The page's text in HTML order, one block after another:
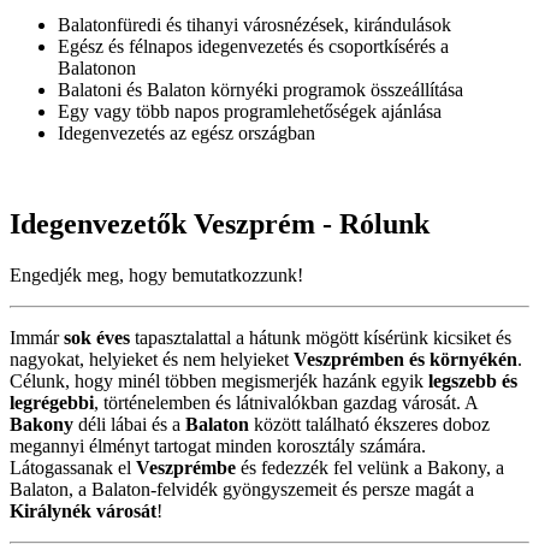
Balatonfüredi és tihanyi városnézések, kirándulások
Egész és félnapos idegenvezetés és csoportkísérés a
Balatonon
Balatoni és Balaton környéki programok összeállítása
Egy vagy több napos programlehetőségek ajánlása
Idegenvezetés az egész országban
IdegenvezetőkVeszprém - Rólunk
Engedjék meg, hogy bemutatkozzunk!
Immársok éves tapasztalattal a hátunk mögött kísérünk kicsiket és
nagyokat, helyieket és nem helyieket Veszprémben és környékén.
Célunk, hogy minél többen megismerjék hazánk egyik legszebb és
legrégebbi, történelemben és látnivalókban gazdag városát. A
Bakony déli lábai és a Balaton között található ékszeres doboz
megannyi élményt tartogat minden korosztály számára.
Látogassanak el Veszprémbe és fedezzék fel velünk a Bakony, a
Balaton, a Balaton-felvidék gyöngyszemeit és persze magát a
Királynék városát!